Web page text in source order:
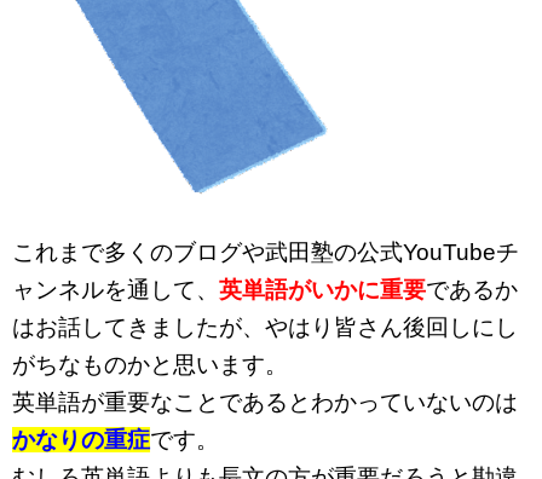
これまで多くのブログや武田塾の公式YouTubeチ
ャンネルを通して、 英単語がいかに重要であるか
はお話してきましたが、やはり皆さん後回しにし
がちなものかと思います。
英単語が重要なことであるとわかっていないのは
かなりの重症です。